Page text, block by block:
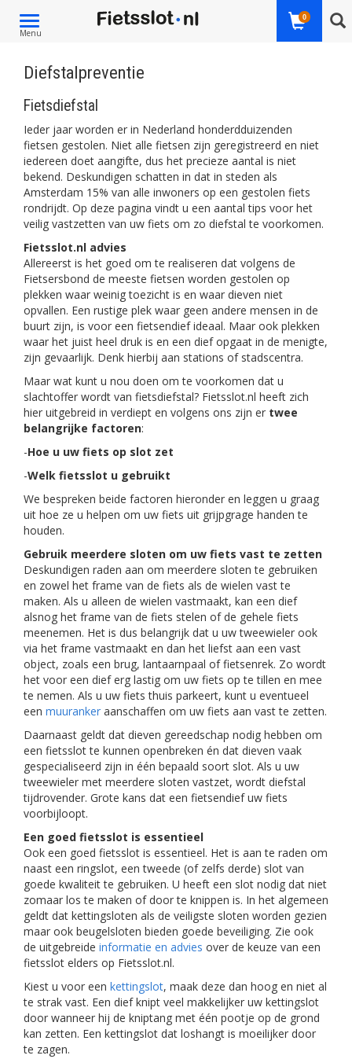
Toggle
navigation
Menu
0
Diefstalpreventie
Fietsdiefstal
Ieder jaar worden er in Nederland honderdduizenden
fietsen gestolen. Niet alle fietsen zijn geregistreerd en niet
iedereen doet aangifte, dus het precieze aantal is niet
bekend. Deskundigen schatten in dat in steden als
Amsterdam 15% van alle inwoners op een gestolen fiets
rondrijdt. Op deze pagina vindt u een aantal tips voor het
veilig vastzetten van uw fiets om zo diefstal te voorkomen.
Fietsslot.nl advies
Allereerst is het goed om te realiseren dat volgens de
Fietsersbond de meeste fietsen worden gestolen op
plekken waar weinig toezicht is en waar dieven niet
opvallen. Een rustige plek waar geen andere mensen in de
buurt zijn, is voor een fietsendief ideaal. Maar ook plekken
waar het juist heel druk is en een dief opgaat in de menigte,
zijn gevaarlijk. Denk hierbij aan stations of stadscentra.
Maar wat kunt u nou doen om te voorkomen dat u
slachtoffer wordt van fietsdiefstal? Fietsslot.nl heeft zich
hier uitgebreid in verdiept en volgens ons zijn er twee
belangrijke factoren:
-Hoe u uw fiets op slot zet
-Welk fietsslot u gebruikt
We bespreken beide factoren hieronder en leggen u graag
uit hoe ze u helpen om uw fiets uit grijpgrage handen te
houden.
Gebruik meerdere sloten om uw fiets vast te zetten
Deskundigen raden aan om meerdere sloten te gebruiken
en zowel het frame van de fiets als de wielen vast te
maken. Als u alleen de wielen vastmaakt, kan een dief
alsnog het frame van de fiets stelen of de gehele fiets
meenemen. Het is dus belangrijk dat u uw tweewieler ook
via het frame vastmaakt en dan het liefst aan een vast
object, zoals een brug, lantaarnpaal of fietsenrek. Zo wordt
het voor een dief erg lastig om uw fiets op te tillen en mee
te nemen. Als u uw fiets thuis parkeert, kunt u eventueel
een muuranker aanschaffen om uw fiets aan vast te zetten.
Daarnaast geldt dat dieven gereedschap nodig hebben om
een fietsslot te kunnen openbreken én dat dieven vaak
gespecialiseerd zijn in één bepaald soort slot. Als u uw
tweewieler met meerdere sloten vastzet, wordt diefstal
tijdrovender. Grote kans dat een fietsendief uw fiets
voorbijloopt.
Een goed fietsslot is essentieel
Ook een goed fietsslot is essentieel. Het is aan te raden om
naast een ringslot, een tweede (of zelfs derde) slot van
goede kwaliteit te gebruiken. U heeft een slot nodig dat niet
zomaar los te maken of door te knippen is. In het algemeen
geldt dat kettingsloten als de veiligste sloten worden gezien
maar ook beugelsloten bieden goede beveiliging. Zie ook
de uitgebreide informatie en advies over de keuze van een
fietsslot elders op Fietsslot.nl.
Kiest u voor een kettingslot, maak deze dan hoog en niet al
te strak vast. Een dief knipt veel makkelijker uw kettingslot
door wanneer hij de kniptang met één pootje op de grond
kan zetten. Een kettingslot dat loshangt is moeilijker door
te zagen.